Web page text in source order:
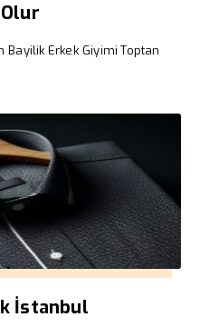
Bayilik Erkek Giyimi Toptan
İstanbul